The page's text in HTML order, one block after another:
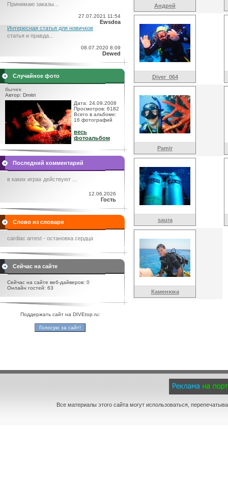
Принимаю заказы...
27.07.2021 11:54
Ewsdea
Интересная статья для новичков
статья и правда...
08.07.2020 8:09
Dewed
Случайное фото
бычек
Автор: Dmitri
Дата: 24.09.2008
Просмотров: 6182
Всего в альбоме:
16 фотографий
весь
фотоальбом
Последний комментарий
в каких играх действуют ...
12.06.2026
Гость
Слово из словаря
cardiac arrest - остановка сердца
Сейчас на сайте
Сейчас на сайте веб-дайверов: 0
Онлайн гостей: 63
Поддержать сайт на DIVEtop.ru:
Андрей
Diver_064
Pamir
saura
Каменюка
Все материалы этого сайта могут использоваться,